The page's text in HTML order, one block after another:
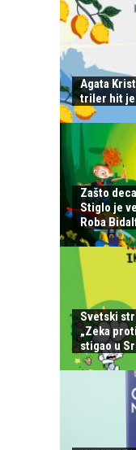
Agata
triler hit
Zašto
Stiglo je
Roba
Svetski
„Zeka
stigao u